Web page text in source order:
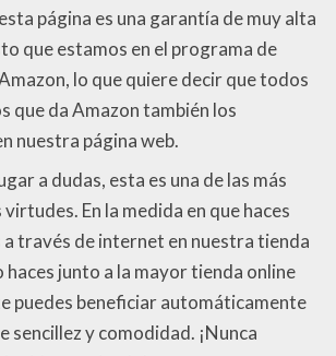
página es una garantía de muy alta
que estamos en el programa de
lo que quiere decir que todos
que da Amazon también los
nuestra página web.
a dudas, esta es una de las más
En la medida en que haces
través de internet en nuestra tienda
haces junto a la mayor tienda online
puedes beneficiar automáticamente
sencillez y comodidad. ¡Nunca